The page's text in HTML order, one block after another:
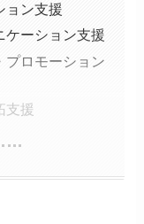
ョン支援
ケーション支援
プロモーション
支援